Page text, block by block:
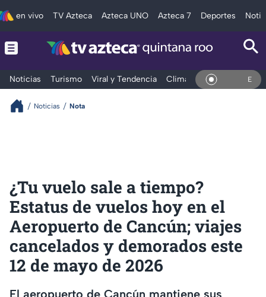
en vivo TV Azteca Azteca UNO Azteca 7 Deportes
Noticias Turismo Viral y Tendencia Clima Tráfico En Vivo
Noticias Nota
¿Tu vuelo sale a tiempo?
Estatus de vuelos hoy en el
Aeropuerto de Cancún; viajes
cancelados y demorados este
12 de mayo de 2026
El aeropuerto de Cancún mantiene sus